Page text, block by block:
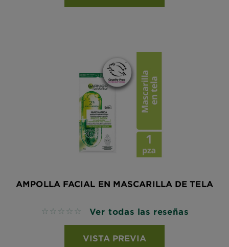
AMPOLLA FACIAL EN MASCARILLA DE TELA
No reviews Ver todas las reseñas
VISTA PREVIA